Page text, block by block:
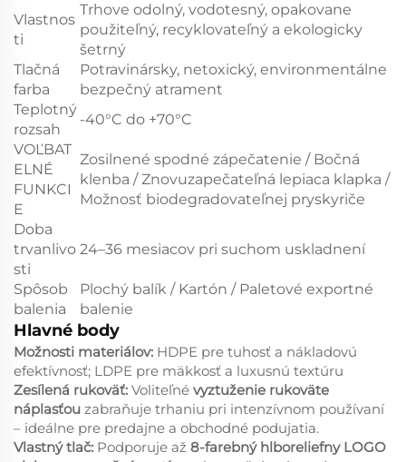
Vlastnos
ti
Trhove odolný, vodotesný, opakovane
použiteľný, recyklovateľný a ekologicky
šetrný
Tlačná
farba
Potravinársky, netoxický, environmentálne
bezpečný atrament
Teplotný
rozsah
-40°C do +70°C
VOĽBAT
ELNÉ
FUNKCI
E
Zosilnené spodné zápečatenie / Bočná
klenba / Znovuzapečateľná lepiaca klapka /
Možnosť biodegradovateľnej pryskyriče
Doba
trvanlivo
sti
24–36 mesiacov pri suchom uskladnení
Spôsob
balenia
Plochý balík / Kartón / Paletové exportné
balenie
Hlavné body
Možnosti materiálov: HDPE pre tuhosť a nákladovú
efektívnosť; LDPE pre mäkkosť a luxusnú textúru
Zesílená rukoväť: Voliteľné vyztuženie rukoväte
náplasťou zabraňuje trhaniu pri intenzívnom používaní
– ideálne pre predajne a obchodné podujatia.
Vlastný tlač: Podporuje až 8-farebný hlboreliefny LOGO